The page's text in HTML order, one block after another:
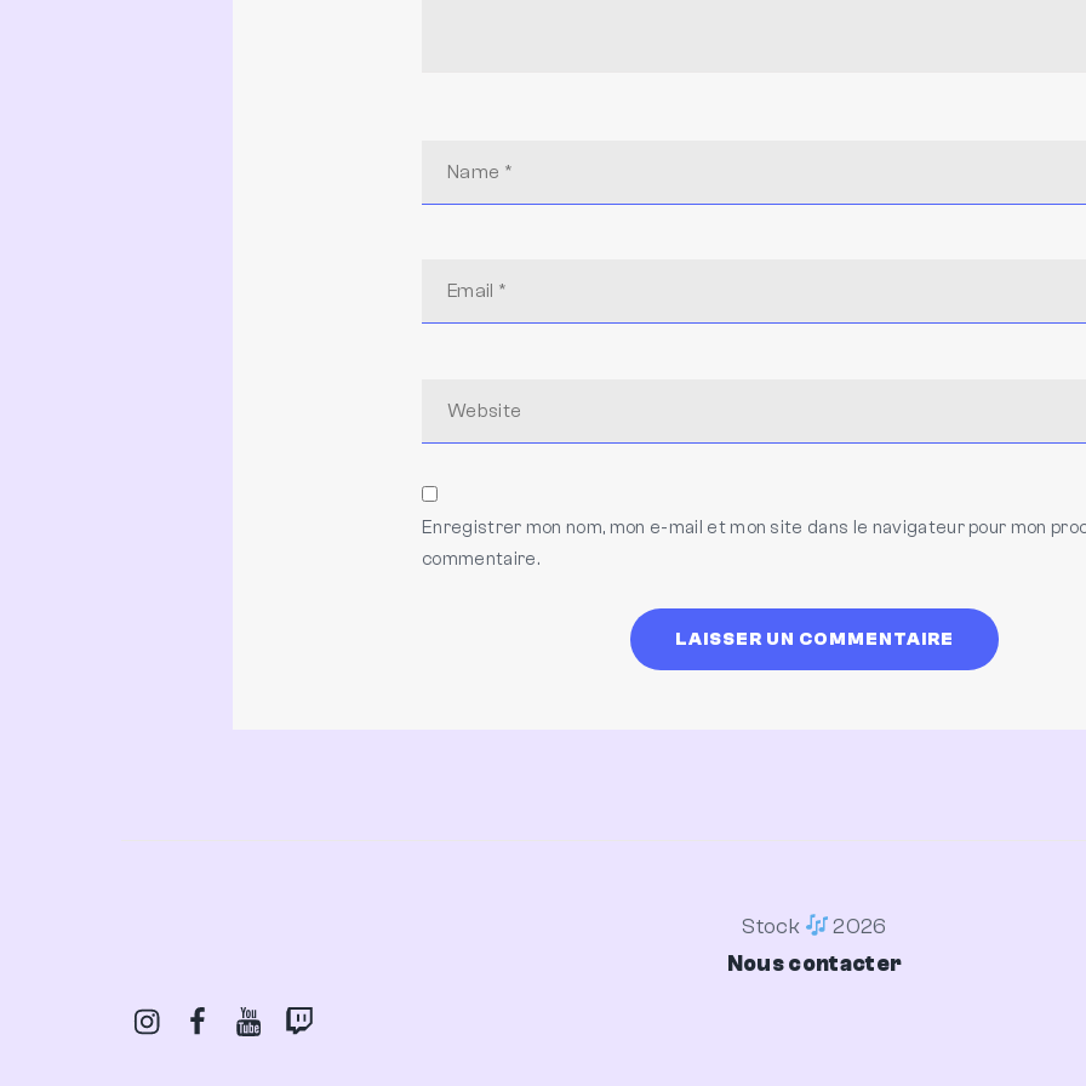
Enregistrer mon nom, mon e-mail et mon site dans le navigateur pour mon
commentaire.
Stock
2026
Nous contacter
InstagramFacebookYoutubeTwitch